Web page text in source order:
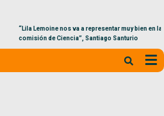
“Lila Lemoine nos va a representar muy bien en la
comisión de Ciencia”, Santiago Santurio